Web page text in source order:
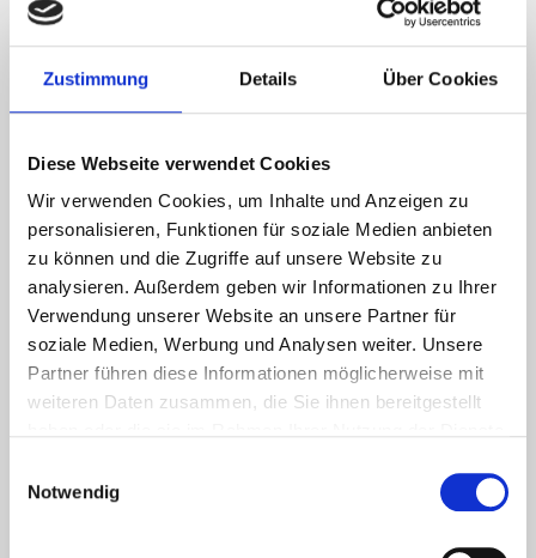
Zustimmung Details Über Cookies
Diese Webseite verwendet Cookies
Wir verwenden Cookies, um Inhalte und Anzeigen zu
personalisieren, Funktionen für soziale Medien anbieten
zu können und die Zugriffe auf unsere Website zu
analysieren. Außerdem geben wir Informationen zu Ihrer
Verwendung unserer Website an unsere Partner für
soziale Medien, Werbung und Analysen weiter. Unsere
Partner führen diese Informationen möglicherweise mit
weiteren Daten zusammen, die Sie ihnen bereitgestellt
Notwendig
08.03.24 Produkte
Für den besonderen Ostermoment, ab jetzt
in den Regalen:
Qualität!
Unser „Puder Zucker“ trägt ab sofort einen neuen
Namen und hat ein neues Verpackungsdesign. Dies
soll die Herkunft unseres Zuckers aus der Zuckerrübe
unterstreichen. Ab […]
weiterlesen